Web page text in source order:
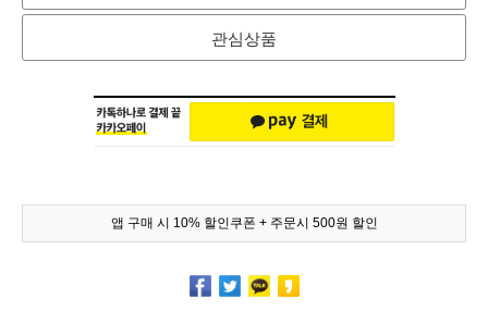
관심상품
앱 구매 시 10% 할인쿠폰 + 주문시 500원 할인